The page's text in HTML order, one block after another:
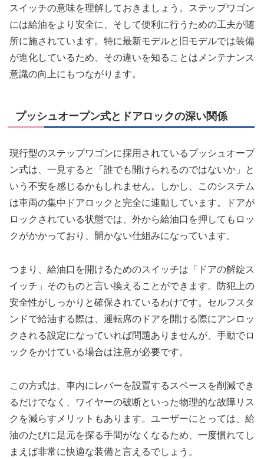
スイッチの意味を理解しておきましょう。ステップワゴン
には給油をより安全に、そして便利に行うための工夫が随
所に施されています。特に最新モデルと旧モデルでは装備
が進化しているため、その違いを知ることはメンテナンス
意識の向上にもつながります。
プッシュオープン式とドアロックの深い関係
現行型のステップワゴンに採用されているプッシュオープ
ン式は、一見すると「誰でも開けられるのではないか」と
いう不安を感じるかもしれません。しかし、このシステム
は車両の集中ドアロックと完全に連動しています。ドアが
ロックされている状態では、外から給油口を押してもロッ
クがかかっており、開かない仕組みになっています。
つまり、給油口を開けるためのスイッチは「ドアの解錠ス
イッチ」そのものと言い換えることができます。防犯上の
安全性がしっかりと確保されているわけです。セルフスタ
ンドで給油する際は、運転席のドアを開ける際にアンロッ
クされる設定になっていれば問題ありませんが、手動でロ
ックをかけている場合は注意が必要です。
この方式は、車内にレバーを設置するスペースを削減でき
るだけでなく、ワイヤーの破断といった物理的な故障リス
クを減らすメリットもあります。ユーザーにとっては、給
油のたびに足元を探る手間がなくなるため、一度慣れてし
まえば非常に快適な装備と言えるでしょう。